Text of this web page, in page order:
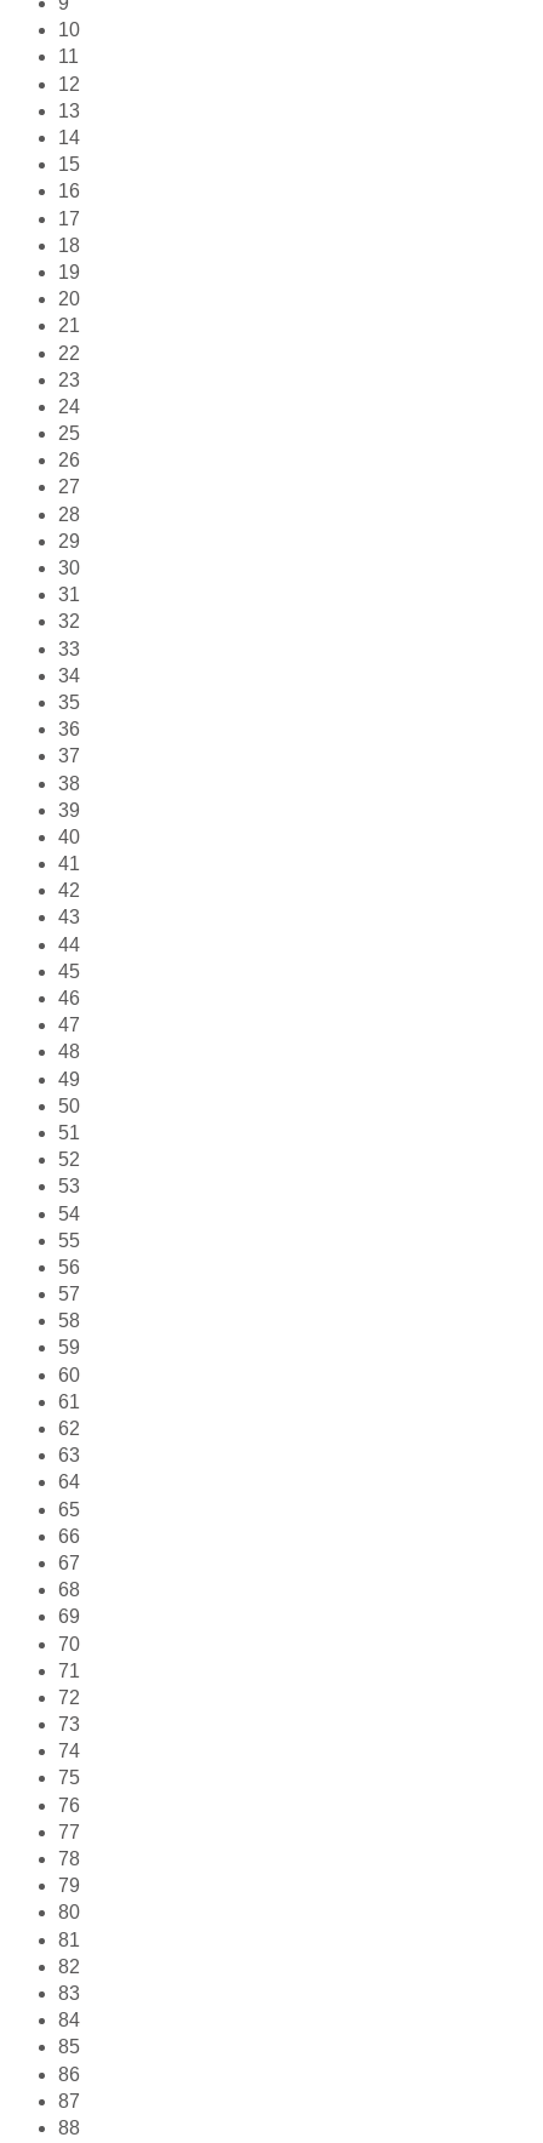
10
11
12
13
14
15
16
17
18
19
20
21
22
23
24
25
26
27
28
29
30
31
32
33
34
35
36
37
38
39
40
41
42
43
44
45
46
47
48
49
50
51
52
53
54
55
56
57
58
59
60
61
62
63
64
65
66
67
68
69
70
71
72
73
74
75
76
77
78
79
80
81
82
83
84
85
86
87
88